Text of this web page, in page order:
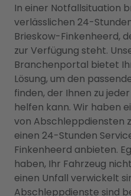
In einer Notfallsituation
verlässlichen 24-
Brieskow-Finkenheerd,
zur Verfügung steht.
Branchenportal bietet
Lösung, um den
finden, der Ihnen zu
helfen kann. Wir haben
von Abschleppdiensten
einen 24-Stunden
Finkenheerd anbieten.
haben, Ihr Fahrzeug
einen Unfall verwickelt
Abschleppdienste sind